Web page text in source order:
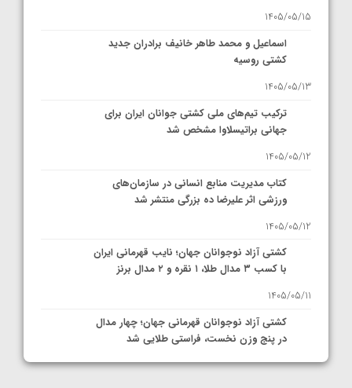
1405/05/15
اسماعیل و محمد طاهر خانیف برادران جدید
کشتی روسیه
1405/05/13
ترکیب تیم‌های ملی کشتی جوانان ایران برای
جهانی براتیسلاوا مشخص شد
1405/05/12
کتاب مدیریت منابع انسانی در سازمان‌های
ورزشی اثر علیرضا ده بزرگی منتشر شد
1405/05/12
کشتی آزاد نوجوانان جهان؛ نایب قهرمانی ایران
با کسب ۳ مدال طلا، ۱ نقره و ۲ مدال برنز
1405/05/11
کشتی آزاد نوجوانان قهرمانی جهان؛ چهار مدال
در پنج وزن نخست، فراستی طلایی شد
1405/05/11